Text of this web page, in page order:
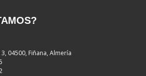
04500, Fiñana, Almería